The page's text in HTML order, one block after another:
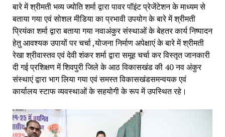
बारे में श्रीमती भव्य ज्योति शर्मा द्वारा पावर पॉइंट प्रेजेंटेशन के माध्यम से
बताया गया एवं सोशल मीडिया का प्रभावी उपयोग के बारे में श्रीमती
प्रियंका शर्मा द्वारा बताया गया नवाअंकुर संस्थाओं के बेहतर कार्य निष्पादन
हेतु आवश्यक उपायों पर चर्चा ,योजना निर्माण अपेक्षाएं के बारे में श्रीमती
रेखा श्रीवास्तव एवं देवी शंकर शर्मा द्वारा समूह चर्चा कर विस्तृत जानकारी
दी गई प्रशिक्षण में शिवपुरी जिले के आठ विकासखंड की 40 नव अंकुर
संस्थाएं द्वारा भाग लिया गया एवं समस्त विकासखंडसमन्वयक एवं
कार्यालय स्टाफ व्यवस्थाओं के सहयोगी के रूप में उपस्थित रहे।